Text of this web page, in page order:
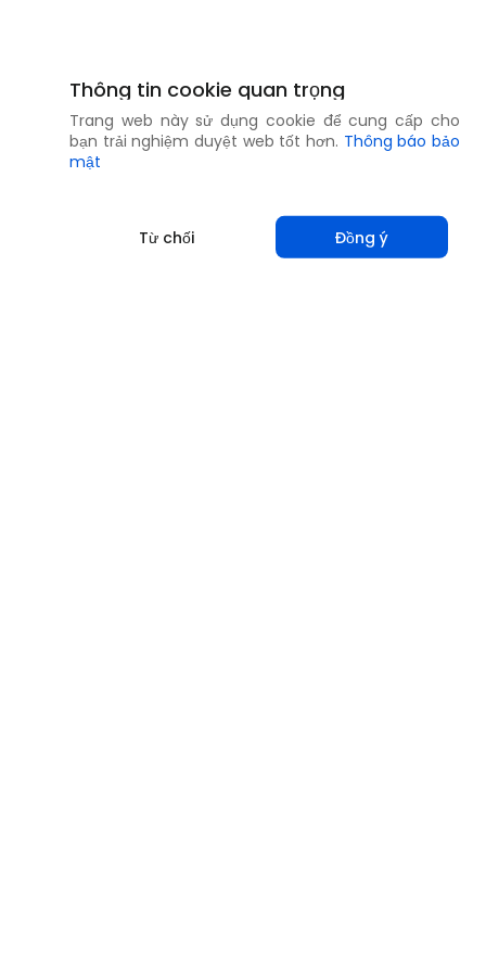
Thông tin cookie quan trọng
Trang web này sử dụng cookie để cung cấp cho
bạn trải nghiệm duyệt web tốt hơn. Thông báo bảo
mật
Từ chối Đồng ý